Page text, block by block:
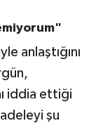
anlaştığını
iddia ettiği
şu